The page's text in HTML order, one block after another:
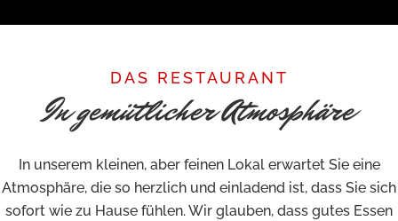
DAS RESTAURANT
In gemütlicher Atmosphäre
In unserem kleinen, aber feinen Lokal erwartet Sie eine
Atmosphäre, die so herzlich und einladend ist, dass Sie sich
sofort wie zu Hause fühlen. Wir glauben, dass gutes Essen